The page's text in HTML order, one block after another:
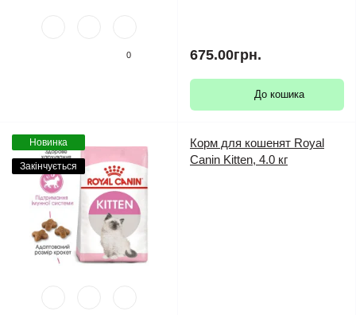
0 675.00грн.
До кошика
Новинка
Закінчується
Корм для кошенят Royal
Canin Kitten, 4.0 кг